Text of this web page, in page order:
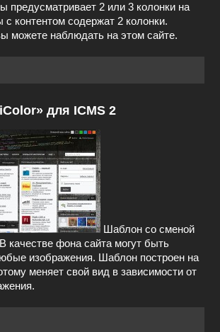
предусматривает 2 или 3 колонки на
контентом содержат 2 колонки.
можете наблюдать на этом сайте.
для ICMS 2
Шаблон со сменой
качестве фона сайта могут быть
изображения. Шаблон построен на
меняет свой вид в зависимости от